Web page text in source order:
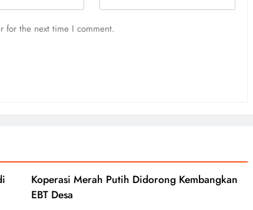
for the next time I comment.
Koperasi Merah Putih Didorong Kembangkan
EBT Desa